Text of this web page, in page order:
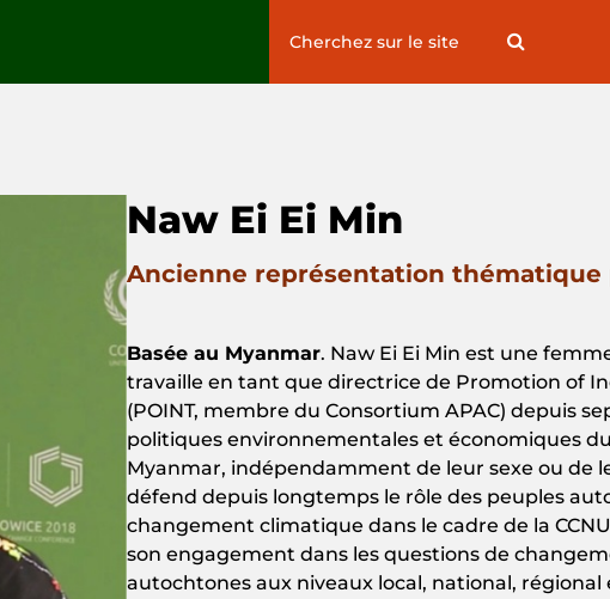
Search
Naw Ei Ei Min
Ancienne représentation thématique
Basée au Myanmar. Naw Ei Ei Min est une
travaille en tant que directrice de Promotion of
(POINT, membre du Consortium APAC) depuis
politiques environnementales et économiques
Myanmar, indépendamment de leur sexe ou de
défend depuis longtemps le rôle des peuples
changement climatique dans le cadre de la
son engagement dans les questions de
autochtones aux niveaux local, national, régional